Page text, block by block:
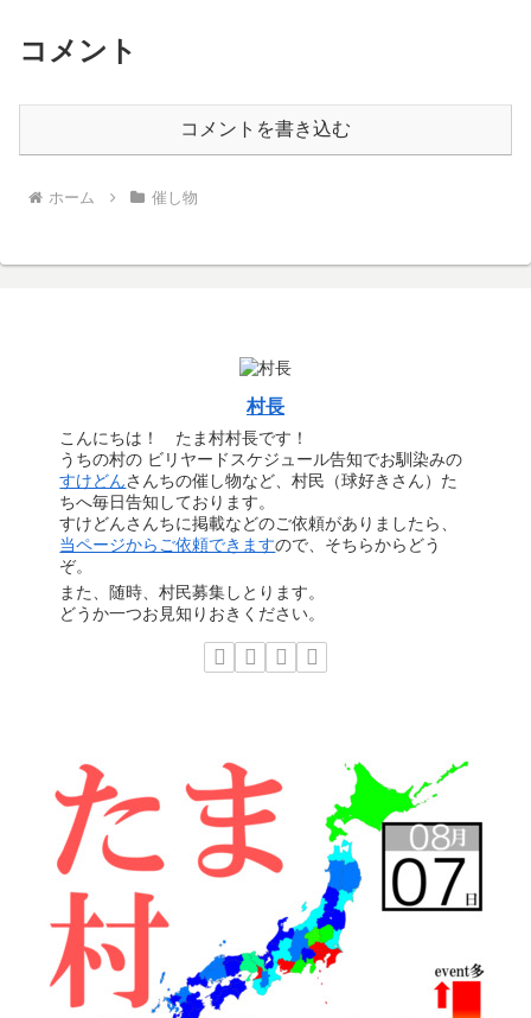
コメント
コメントを書き込む
ホーム 催し物
村長
こんにちは！ たま村村長です！
うちの村の ビリヤードスケジュール告知でお馴染みの
すけどんさんちの催し物など、村民（球好きさん）た
ちへ毎日告知しております。
すけどんさんちに掲載などのご依頼がありましたら、
当ページからご依頼できますので、そちらからどう
ぞ。
また、随時、村民募集しとります。
どうか一つお見知りおきください。